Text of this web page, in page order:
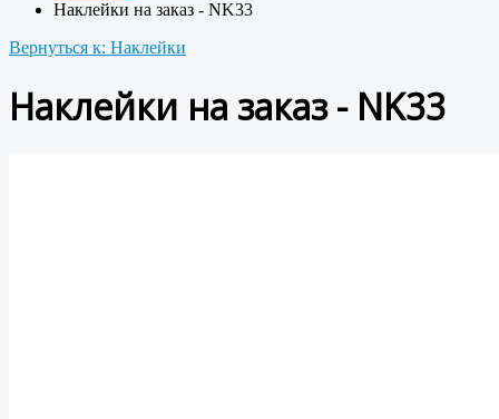
Наклейки на заказ - NK33
Вернуться к: Наклейки
Наклейки на заказ - NK33